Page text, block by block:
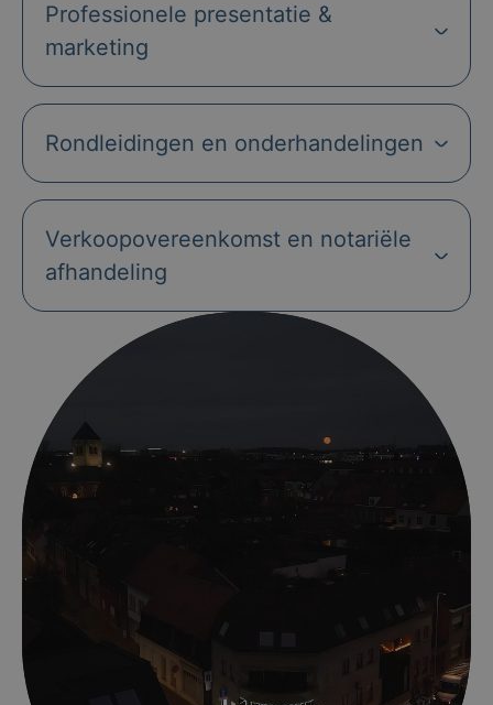
Professionele presentatie &
marketing
Rondleidingen en onderhandelingen
Verkoopovereenkomst en notariële
afhandeling